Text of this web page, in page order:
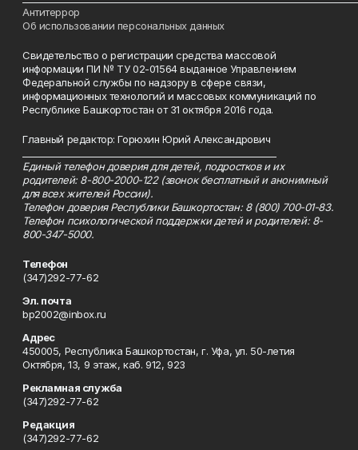
Антитеррор
Об использовании персональных данных
Свидетельство о регистрации средства массовой
информации ПИ № ТУ 02-01564 выданное Управлением
Федеральной службы по надзору в сфере связи,
информационных технологий и массовых коммуникаций по
Республике Башкортостан от 31 октября 2016 года.
Главный редактор: Горюхин Юрий Александрович
Единый телефон доверия для детей, подростков и их
родителей: 8-800-2000-122 (звонок бесплатный и анонимный
для всех жителей России).
Телефон доверия Республики Башкортостан: 8 (800) 700-01-83.
Телефон психологической поддержки детей и родителей: 8-
800-347-5000.
Телефон
(347)292-77-62
Эл. почта
bp2002@inbox.ru
Адрес
450005, Республика Башкортостан, г. Уфа, ул. 50-летия
Октября, 13, 9 этаж, каб. 912, 923
Рекламная служба
(347)292-77-62
Редакция
(347)292-77-62